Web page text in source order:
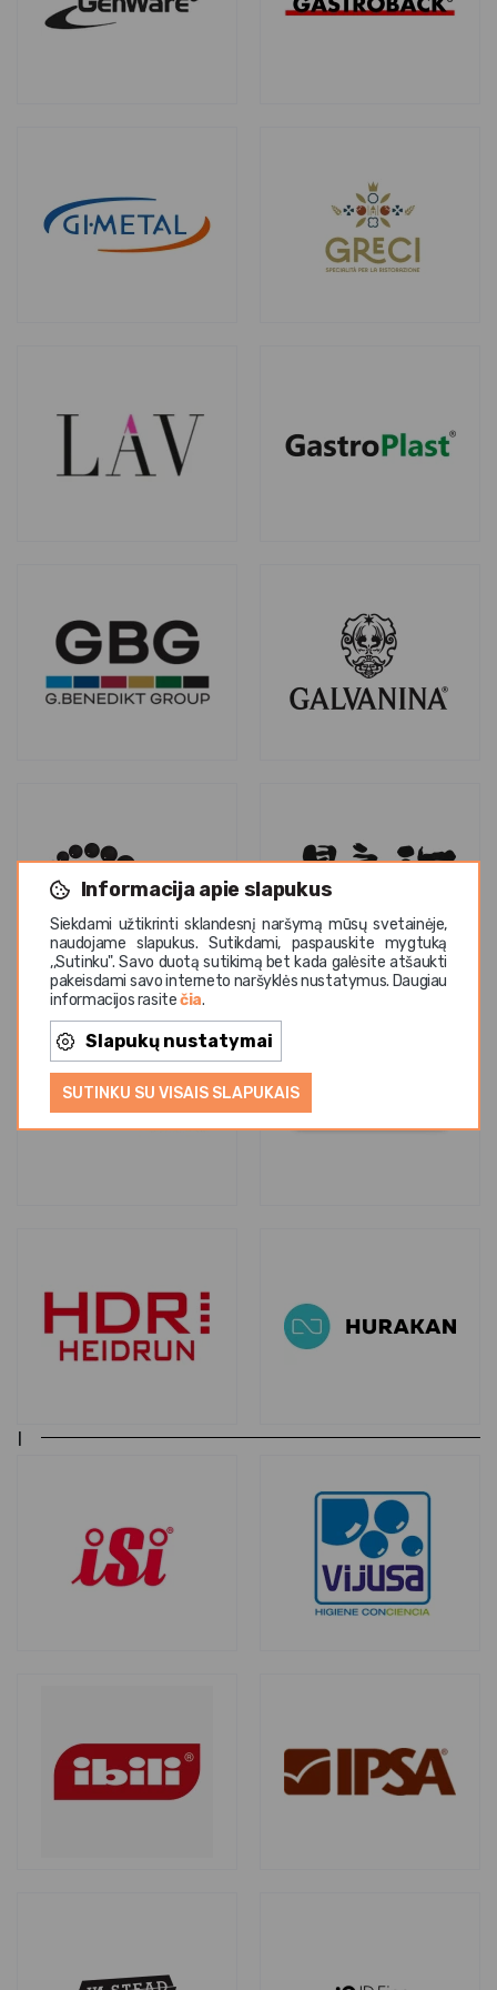
Informacija apie slapukus
Siekdami užtikrinti sklandesnį naršymą mūsų svetainėje,
naudojame slapukus. Sutikdami, paspauskite mygtuką
,,Sutinku". Savo duotą sutikimą bet kada galėsite atšaukti
pakeisdami savo interneto naršyklės nustatymus. Daugiau
informacijos rasitečia.
Slapukų nustatymai
SUTINKU SU VISAIS SLAPUKAIS
I